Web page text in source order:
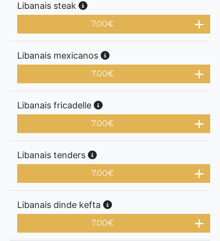
Libanais steak
7.00€
Libanais mexicanos
7.00€
Libanais fricadelle
7.00€
Libanais tenders
7.00€
Libanais dinde kefta
7.00€